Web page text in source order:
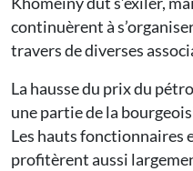
continuèrent à
travers de diverses
La hausse du prix du
une partie de la
Les hauts fonctionnaires
profitèrent aussi